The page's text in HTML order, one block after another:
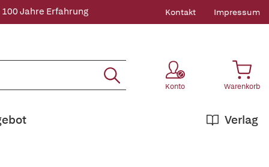
100 Jahre Erfahrung Kontakt Impressum
Konto Warenkorb
Verlag